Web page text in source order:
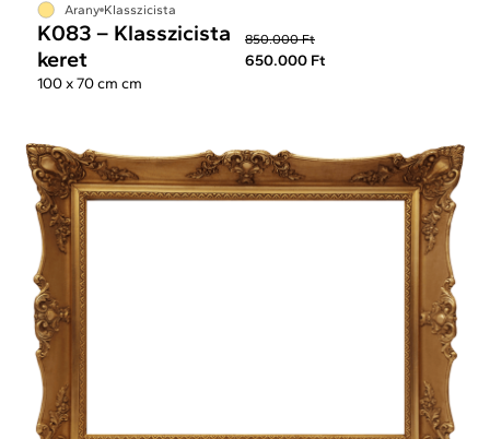
Arany Klasszicista
K083 – Klasszicista
keret
850.000 Ft
650.000 Ft
100 x 70 cm cm